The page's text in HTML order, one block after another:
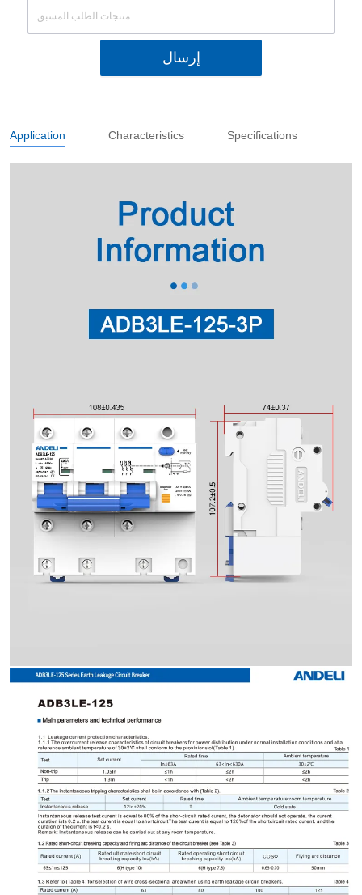
إرسال
Application Characteristics Specifications